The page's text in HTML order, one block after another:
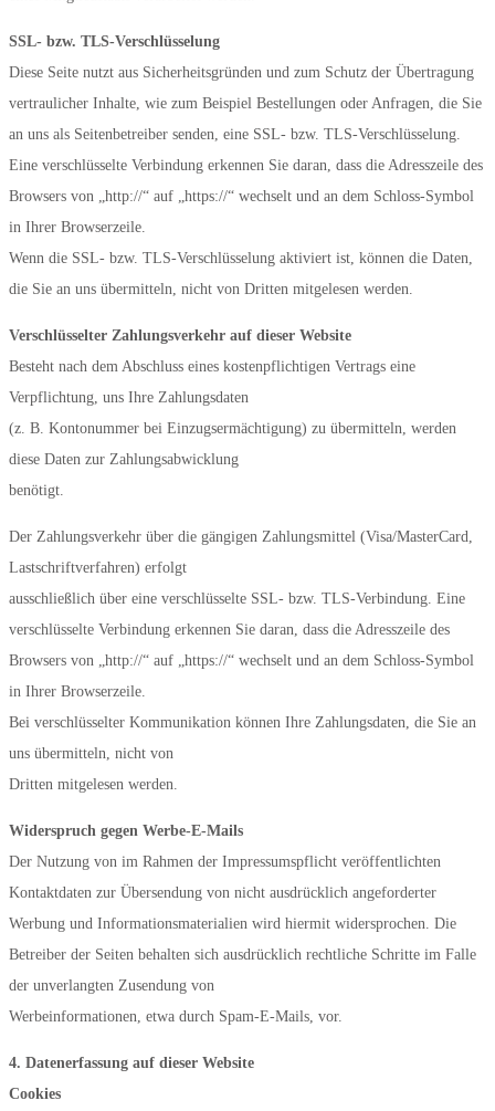
SSL- bzw. TLS-Verschlüsselung
Diese Seite nutzt aus Sicherheitsgründen und zum Schutz der Übertragung
vertraulicher Inhalte, wie zum Beispiel Bestellungen oder Anfragen, die Sie
an uns als Seitenbetreiber senden, eine SSL- bzw. TLS-Verschlüsselung.
Eine verschlüsselte Verbindung erkennen Sie daran, dass die Adresszeile des
Browsers von „http://“ auf „https://“ wechselt und an dem Schloss-Symbol
in Ihrer Browserzeile.
Wenn die SSL- bzw. TLS-Verschlüsselung aktiviert ist, können die Daten,
die Sie an uns übermitteln, nicht von Dritten mitgelesen werden.
Verschlüsselter Zahlungsverkehr auf dieser Website
Besteht nach dem Abschluss eines kostenpflichtigen Vertrags eine
Verpflichtung, uns Ihre Zahlungsdaten
(z. B. Kontonummer bei Einzugsermächtigung) zu übermitteln, werden
diese Daten zur Zahlungsabwicklung
benötigt.
Der Zahlungsverkehr über die gängigen Zahlungsmittel (Visa/MasterCard,
Lastschriftverfahren) erfolgt
ausschließlich über eine verschlüsselte SSL- bzw. TLS-Verbindung. Eine
verschlüsselte Verbindung erkennen Sie daran, dass die Adresszeile des
Browsers von „http://“ auf „https://“ wechselt und an dem Schloss-Symbol
in Ihrer Browserzeile.
Bei verschlüsselter Kommunikation können Ihre Zahlungsdaten, die Sie an
uns übermitteln, nicht von
Dritten mitgelesen werden.
Widerspruch gegen Werbe-E-Mails
Der Nutzung von im Rahmen der Impressumspflicht veröffentlichten
Kontaktdaten zur Übersendung von nicht ausdrücklich angeforderter
Werbung und Informationsmaterialien wird hiermit widersprochen. Die
Betreiber der Seiten behalten sich ausdrücklich rechtliche Schritte im Falle
der unverlangten Zusendung von
Werbeinformationen, etwa durch Spam-E-Mails, vor.
4. Datenerfassung auf dieser Website
Cookies